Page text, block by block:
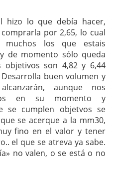
hizo lo que debía hacer,
por 2,65, lo cual
muchos los que estais
de momento sólo queda
objetivos son 4,82 y 6,44
buen volumen y
aunque nos
en su momento y
se cumplen objetvos se
se acerque a la mm30,
fino en el valor y tener
el que se atreva ya sabe.
no valen, o se está o no